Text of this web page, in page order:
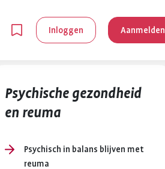
Inloggen Aanmelden
Psychische gezondheid
en reuma
Psychisch in balans blijven met
reuma